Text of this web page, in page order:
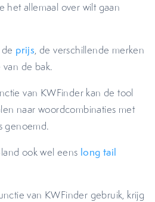
het allemaal over wilt gaan
prijs, de verschillende merken
de bak.
van KWFinder kan de tool
naar woordcombinaties met
genoemd.
ook wel eens long tail
van KWFinder gebruik, krijg